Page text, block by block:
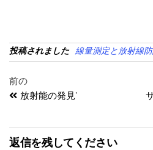
投稿されました 線量測定と放射線
前の
放射能の発見’
返信を残してください